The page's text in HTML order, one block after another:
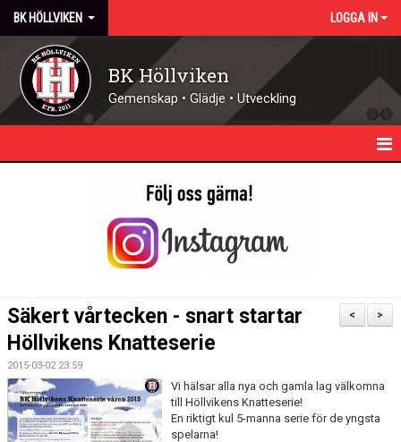
BK HÖLLVIKEN LOGGA IN
BK Höllviken
Gemenskap • Glädje • Utveckling
FÖRENINGEN
BILDGALLERI
>
<
Säkert vårtecken - snart startar
Höllvikens Knatteserie
2015-03-02 23:59
Vi hälsar alla nya och gamla lag välkomna
till Höllvikens Knatteserie!
En riktigt kul 5-manna serie för de yngsta
spelarna!